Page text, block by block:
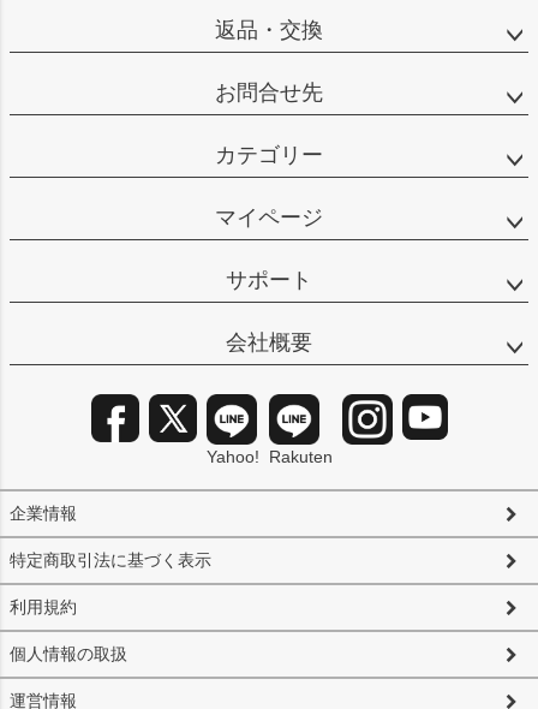
返品・交換
お問合せ先
カテゴリー
マイページ
サポート
会社概要
企業情報
特定商取引法に基づく表示
利用規約
個人情報の取扱
運営情報
Yahoo! Rakuten